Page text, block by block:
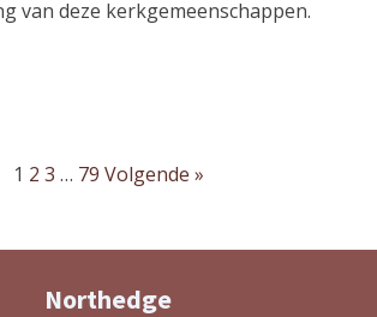
van deze kerkgemeenschappen.
1 2 3 … 79 Volgende »
Northedge